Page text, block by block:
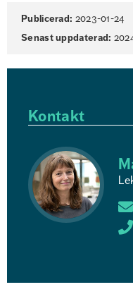
Sidinformation
Publicerad: 2023-01-24
Senast uppdaterad:
Kontakt